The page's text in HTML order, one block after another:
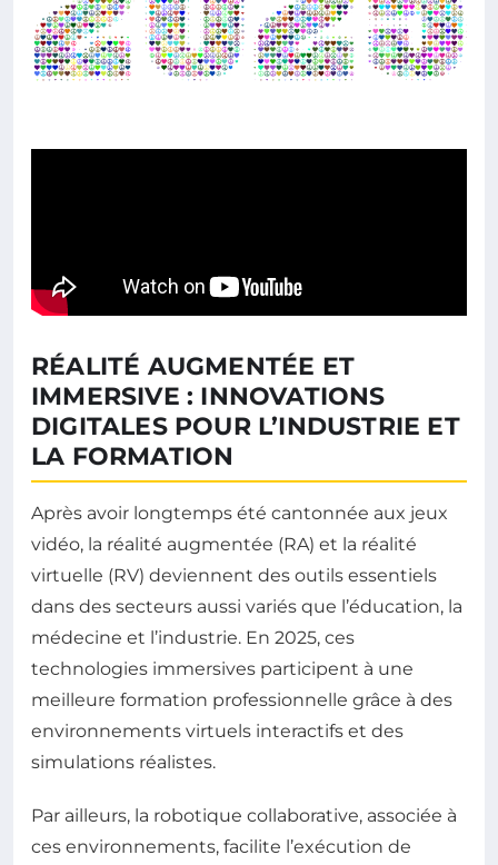
RÉALITÉ AUGMENTÉE ET
IMMERSIVE : INNOVATIONS
DIGITALES POUR L’INDUSTRIE ET
LA FORMATION
Après avoir longtemps été cantonnée aux jeux
vidéo, la réalité augmentée (RA) et la réalité
virtuelle (RV) deviennent des outils essentiels
dans des secteurs aussi variés que l’éducation, la
médecine et l’industrie. En 2025, ces
technologies immersives participent à une
meilleure formation professionnelle grâce à des
environnements virtuels interactifs et des
simulations réalistes.
Par ailleurs, la robotique collaborative, associée à
ces environnements, facilite l’exécution de